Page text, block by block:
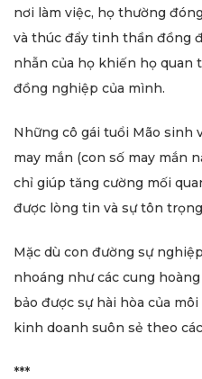
nơi làm việc, họ thường
và thúc đẩy tinh thần đồng
nhẫn của họ khiến họ quan
đồng nghiệp của mình.
Những cô gái tuổi Mão sinh
may mắn (con số may mắn
chỉ giúp tăng cường mối
được lòng tin và sự tôn
Mặc dù con đường sự
nhoáng như các cung
bảo được sự hài hòa của
kinh doanh suôn sẻ theo
***